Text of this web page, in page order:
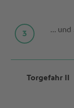
...
Torgefahr II